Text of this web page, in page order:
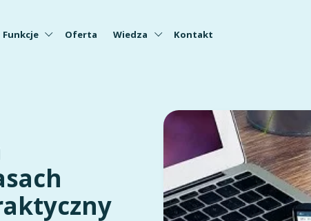
Funkcje Oferta Wiedza Kontakt